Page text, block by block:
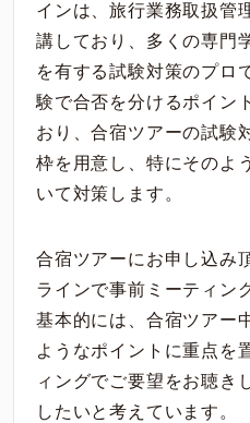
インは、旅行業務取扱管
講しており、多くの専門
を有する試験対策のプロ
験で合否を分けるポイン
おり、合宿ツアーの試験
枠を用意し、特にそのよ
いて対策します。
合宿ツアーにお申し込み
ラインで事前ミーティン
基本的には、合宿ツアー
ようなポイントに重点を
ィングでご要望をお聴き
したいと考えています。